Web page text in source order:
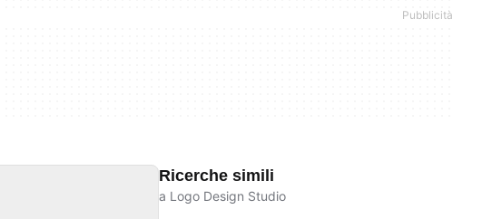
Ricerche simili
a Logo Design Studio